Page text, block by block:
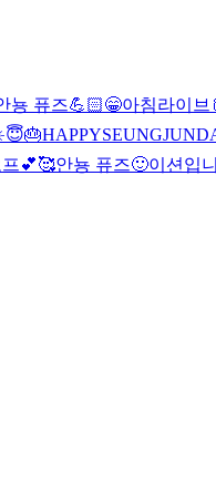
뇽 퓨즈💪🏻😁아침라이
😇
💕🥰안뇽 퓨즈🙂이션입